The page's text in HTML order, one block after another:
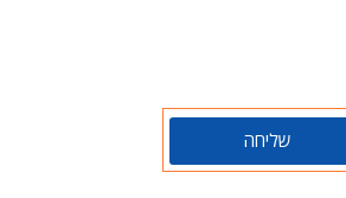
שליחה